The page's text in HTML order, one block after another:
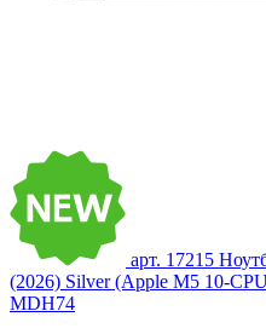
арт. 17215
(2026) Silver (Apple M5 10-
MDH74